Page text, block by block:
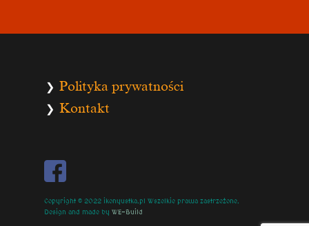
Copyright © 2022 ikonyustka.pl Wszelkie prawa zastrzeżone.
Design and made by WE-Build
❯ Polityka prywatności
❯ Kontakt